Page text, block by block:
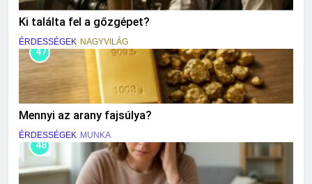
Ki találta fel a gőzgépet?
ÉRDESSÉGEK NAGYVILÁG
47
Mennyi az arany fajsúlya?
ÉRDESSÉGEK MUNKA
48